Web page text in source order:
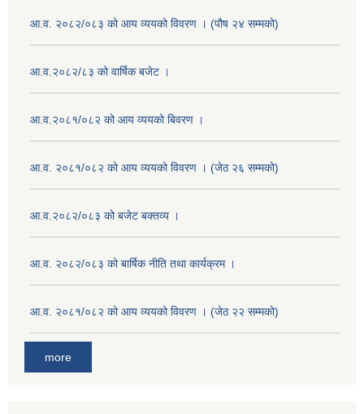
आ.व. २०८२/०८३ को आय व्ययको विवरण । (पौष २४ सम्मको)
आ.व.२०८२/८३ को वार्षिक बजेट ।
आ.व.२०८१/०८२ को आय व्ययको बिवरण ।
आ.व. २०८१/०८२ को आय व्ययको विवरण । (जेठ २६ सम्मको)
आ.व.२०८२/०८३ को बजेट बक्तव्य ।
आ.व. २०८२/०८३ को बार्षिक नीति तथा कार्यक्रम ।
आ.व. २०८१/०८२ को आय व्ययको विवरण । (जेठ २२ सम्मको)
more